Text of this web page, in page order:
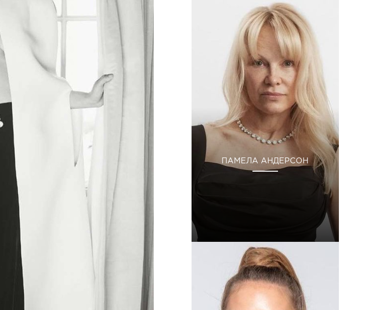
ПАМЕЛА АНДЕРСОН